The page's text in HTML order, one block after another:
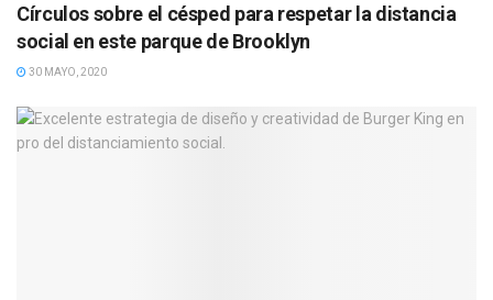
Círculos sobre el césped para respetar la distancia
social en este parque de Brooklyn
30 MAYO, 2020